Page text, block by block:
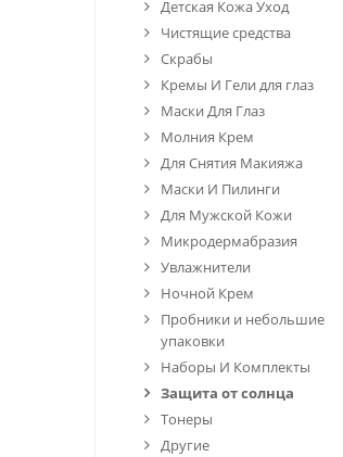
Детская Кожа Уход
Чистящие средства
Скрабы
Кремы И Гели для глаз
Маски Для Глаз
Молния Крем
Для Снятия Макияжа
Маски И Пилинги
Для Мужской Кожи
Микродермабразия
Увлажнители
Ночной Крем
Пробники и небольшие
упаковки
Наборы И Комплекты
Защита от солнца
Тонеры
Другие